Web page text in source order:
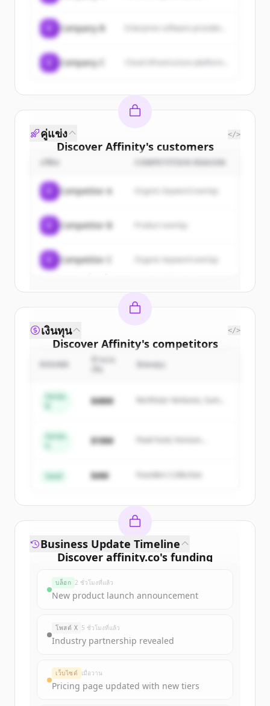
Company B
Company C
Discover Affinity's customers
Sign up for free to view allcustomers
New accounts include trial credits to
มีบัญชีอยู่แล้วใช่ไหม
คู่แข่ง </>
COMPETITION REASON
Competitor A Organic keyword overlap
Competitor B
Competitor C Organic keyword overlap
Discover Affinity's competitors
Sign up for free to view all
New accounts include trial credits to
get started.
Create Free Account
เงินทุน </>
นักลงทุน
Series
$48M
Northstar Ventures, Summit
Series
$18M
Peak Fund, Horizon
Seed $4M Founders Collective
Discover affinity.co's funding
Sign up for free to view allfunding
New accounts include trial credits to
get started.
Create Free Account
Business Update Timeline
บล็อก 2 ชั่วโมงที่แล้ว
New product launch announcement
โพสต์ X 5 ชั่วโมงที่แล้ว
Industry partnership revealed
เว็บไซต์ เมื่อวาน
Pricing page updated with new tiers